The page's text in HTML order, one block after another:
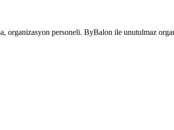
organizasyon personeli. ByBalon ile unutulmaz